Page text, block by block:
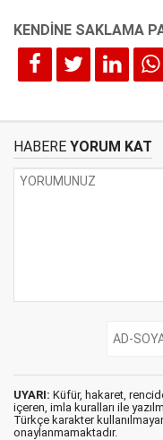
HABERE YORUM KAT
UYARI: Küfür, hakaret,
içeren, imla kuralları ile
Türkçe karakter
onaylanmamaktadır.